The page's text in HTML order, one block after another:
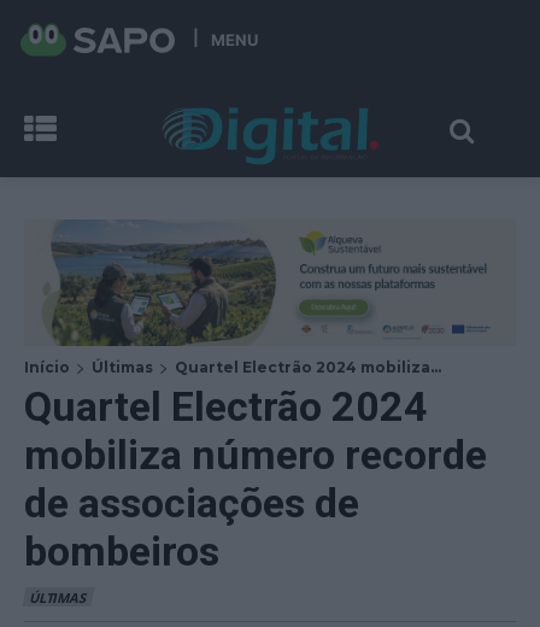
MENU
Início Últimas Quartel Electrão 2024 mobiliza...
Quartel Electrão 2024
mobiliza número recorde
de associações de
bombeiros
ÚLTIMAS